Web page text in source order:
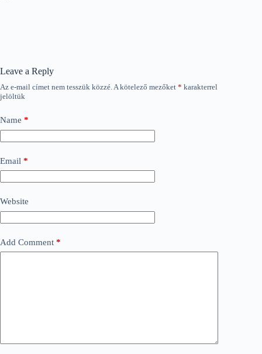
Leave a Reply
Az e-mail címet nem tesszük közzé.A kötelező mezőket * karakterrel
jelöltük
Name *
Email *
Website
Add Comment *